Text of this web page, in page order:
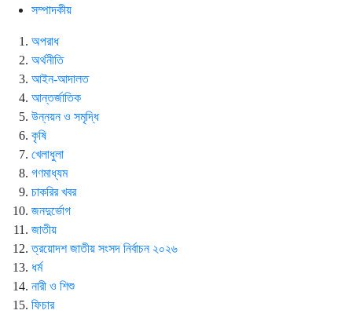
সম্পাদকীয়
অপরাধ
অর্থনীতি
আইন-আদালত
আন্তর্জাতিক
উন্নয়ন ও সমৃদ্ধি
কৃষি
খেলাধুলা
গণমাধ্যম
চাকরির খবর
জনদুর্ভোগ
জাতীয়
ত্রয়োদশ জাতীয় সংসদ নির্বাচন ২০২৬
ধর্ম
নারী ও শিশু
ফিচার